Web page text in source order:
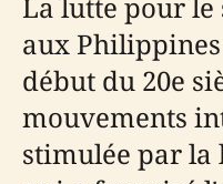
aux
début du 20e
mouvements
stimulée par la